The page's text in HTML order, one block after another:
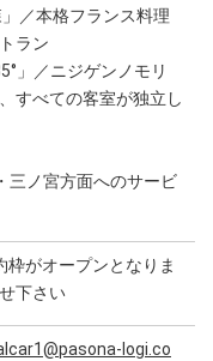
／本格フランス料理
ラン
」／ニジゲンノモリ
すべての客室が独立し
三ノ宮方面へのサービ
がオープンとなりま
下さい
logi.co